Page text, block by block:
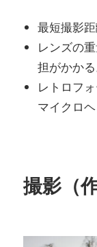
最短撮影
レンズの
担がかかる
レトロフ
マイクロ
撮影（